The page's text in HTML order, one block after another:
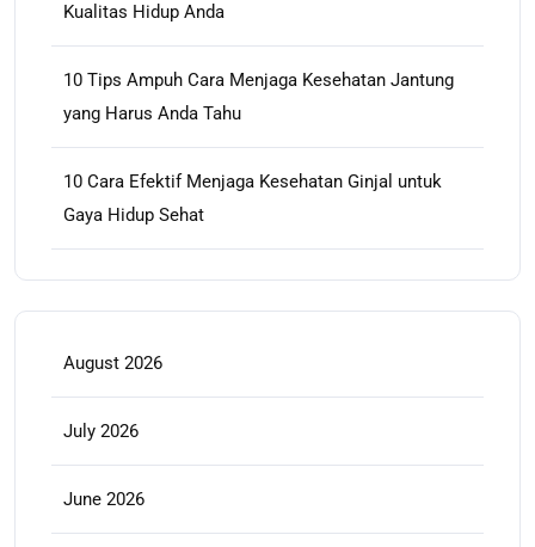
Kualitas Hidup Anda
10 Tips Ampuh Cara Menjaga Kesehatan Jantung
yang Harus Anda Tahu
10 Cara Efektif Menjaga Kesehatan Ginjal untuk
Gaya Hidup Sehat
August 2026
July 2026
June 2026